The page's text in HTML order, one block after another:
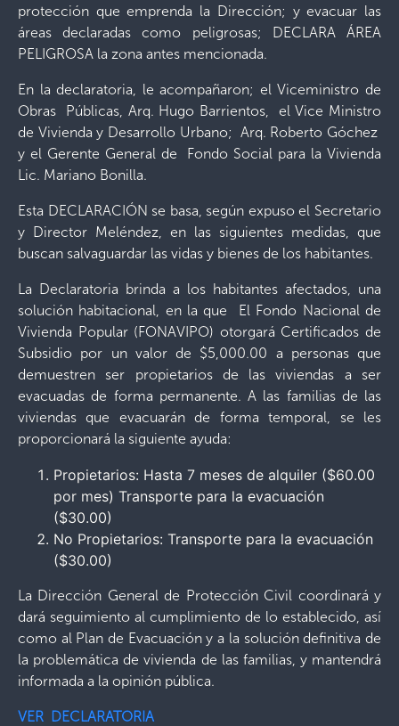
protección que emprenda la Dirección; y evacuar las
áreas declaradas como peligrosas; DECLARA ÁREA
PELIGROSA la zona antes mencionada.
En la declaratoria, le acompañaron; el Viceministro de
Obras Públicas, Arq. Hugo Barrientos, el Vice Ministro
de Vivienda y Desarrollo Urbano; Arq. Roberto Góchez
y el Gerente General de Fondo Social para la Vivienda
Lic. Mariano Bonilla.
Esta DECLARACIÓN se basa, según expuso el Secretario
y Director Meléndez, en las siguientes medidas, que
buscan salvaguardar las vidas y bienes de los habitantes.
La Declaratoria brinda a los habitantes afectados, una
solución habitacional, en la que El Fondo Nacional de
Vivienda Popular (FONAVIPO) otorgará Certificados de
Subsidio por un valor de $5,000.00 a personas que
demuestren ser propietarios de las viviendas a ser
evacuadas de forma permanente. A las familias de las
viviendas que evacuarán de forma temporal, se les
proporcionará la siguiente ayuda:
Propietarios: Hasta 7 meses de alquiler ($60.00
por mes) Transporte para la evacuación
($30.00)
No Propietarios: Transporte para la evacuación
($30.00)
La Dirección General de Protección Civil coordinará y
dará seguimiento al cumplimiento de lo establecido, así
como al Plan de Evacuación y a la solución definitiva de
la problemática de vivienda de las familias, y mantendrá
informada a la opinión pública.
VER DECLARATORIA